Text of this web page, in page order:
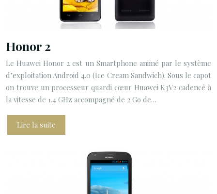
Honor 2
Le Huawei Honor 2 est un Smartphone animé par le système
d’exploitation Android 4.0 (Ice Cream Sandwich). Sous le capot
on trouve un processeur quardi cœur Huawei K3V2 cadencé à
la vitesse de 1.4 GHz accompagné de 2 Go de…
Lire la suite